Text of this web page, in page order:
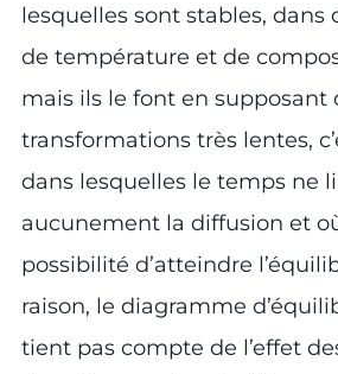
lesquelles sont stables, dans
de température et de
mais ils le font en supposant
transformations très lentes,
dans lesquelles le temps ne
aucunement la diffusion et
possibilité d’atteindre
raison, le diagramme
tient pas compte de l’effet